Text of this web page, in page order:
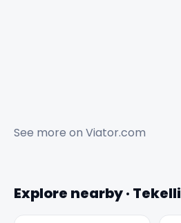
See more on Viator.com
Explore nearby · Tekelli